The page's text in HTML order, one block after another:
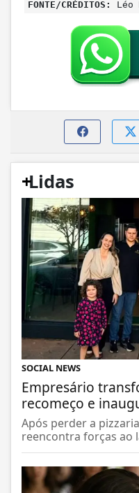
FONTE/CRÉDITOS: Léo
+
Lidas
SOCIAL NEWS
Empresário
recomeço e
Após perder a
reencontra forças ao